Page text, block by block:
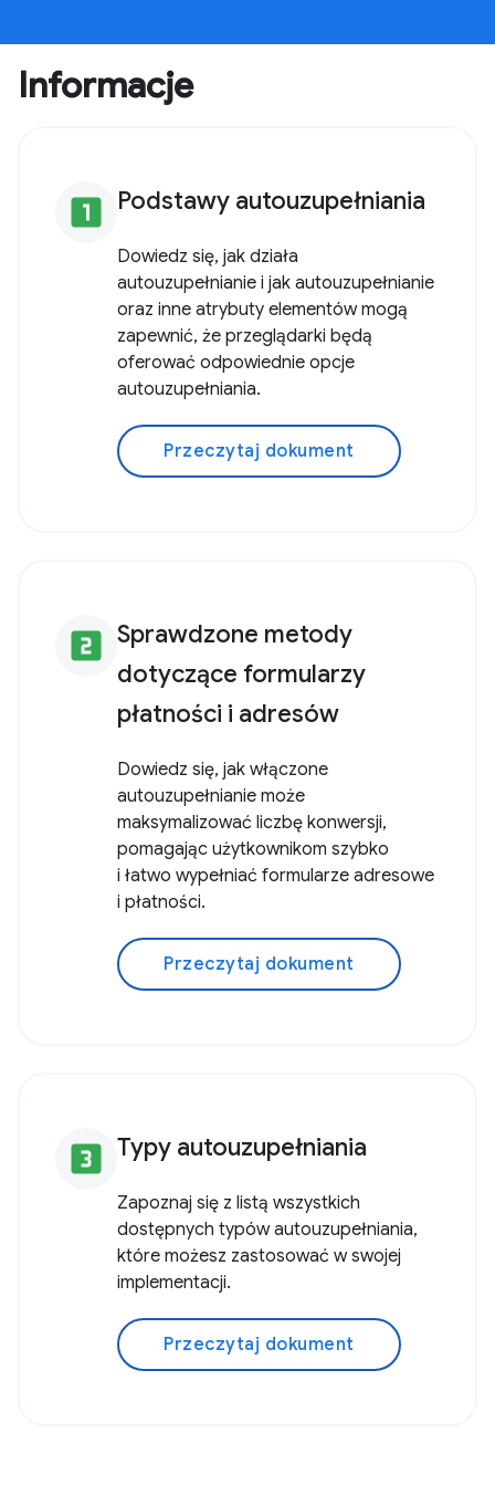
Informacje
looks_one Podstawy autouzupełniania
Dowiedz się, jak działa
autouzupełnianie i jak autouzupełnianie
oraz inne atrybuty elementów mogą
zapewnić, że przeglądarki będą
oferować odpowiednie opcje
autouzupełniania.
Przeczytaj dokument
looks_two Sprawdzone metody
dotyczące formularzy
płatności i adresów
Dowiedz się, jak włączone
autouzupełnianie może
maksymalizować liczbę konwersji,
pomagając użytkownikom szybko
i łatwo wypełniać formularze adresowe
i płatności.
Przeczytaj dokument
looks_3 Typy autouzupełniania
Zapoznaj się z listą wszystkich
dostępnych typów autouzupełniania,
które możesz zastosować w swojej
implementacji.
Przeczytaj dokument